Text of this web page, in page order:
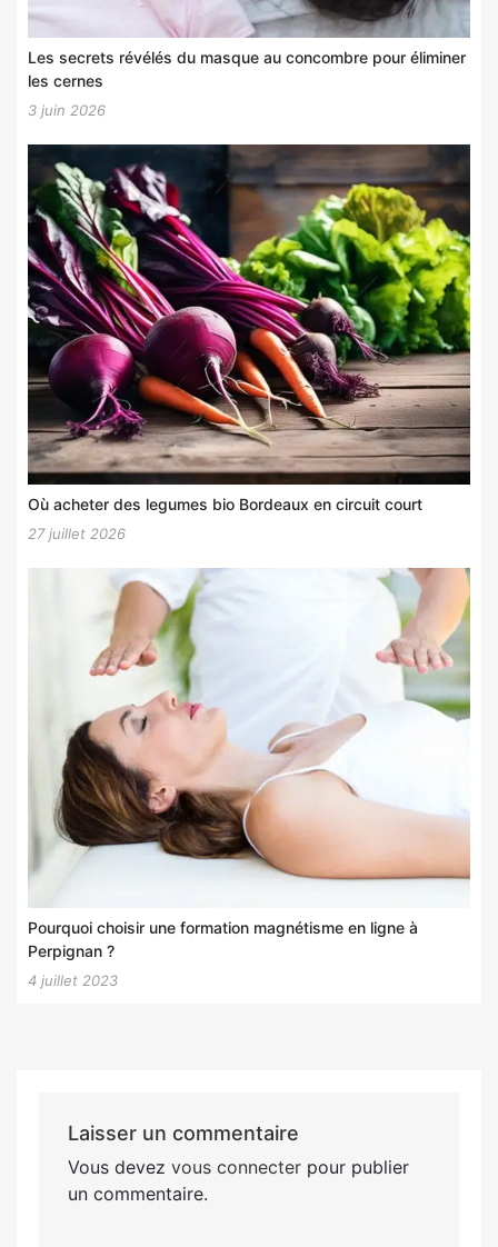
Les secrets révélés du masque au concombre pour éliminer
les cernes
3 juin 2026
Où acheter des legumes bio Bordeaux en circuit court
27 juillet 2026
Pourquoi choisir une formation magnétisme en ligne à
Perpignan ?
4 juillet 2023
Laisser un commentaire
Vous devez vous connecterpour publier
un commentaire.